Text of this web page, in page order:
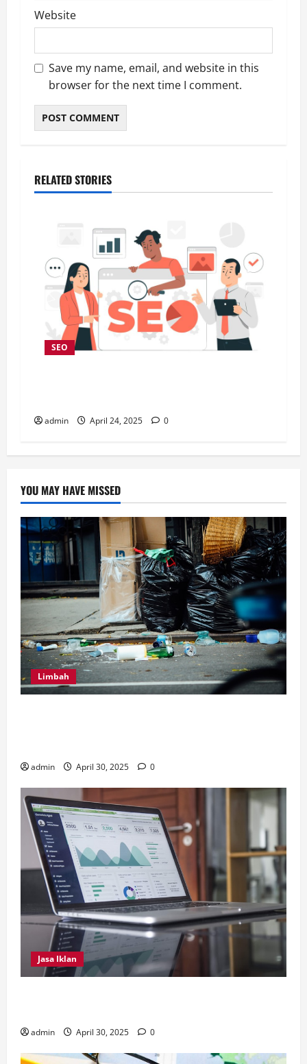
Website
Save my name, email, and website in this
browser for the next time I comment.
RELATED STORIES
SEO
admin April 24, 2025 0
YOU MAY HAVE MISSED
Limbah
admin April 30, 2025 0
Jasa Iklan
admin April 30, 2025 0